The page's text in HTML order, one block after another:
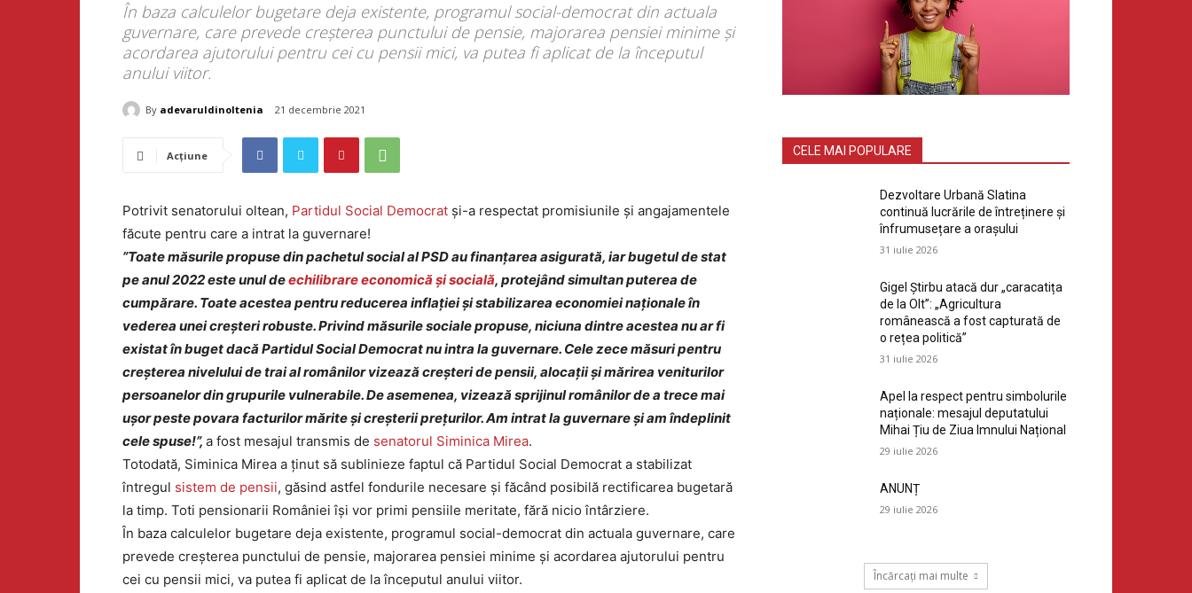
În baza calculelor bugetare deja existente, programul social-democrat din actuala
guvernare, care prevede creșterea punctului de pensie, majorarea pensiei minime și
acordarea ajutorului pentru cei cu pensii mici, va putea fi aplicat de la începutul
anului viitor.
By adevaruldinoltenia 21 decembrie 2021
Acțiune
Potrivit senatorului oltean, Partidul Social Democrat și-a respectat promisiunile și angajamentele
făcute pentru care a intrat la guvernare!
”Toate măsurile propuse din pachetul social al PSD au finanțarea asigurată, iar bugetul de stat
pe anul 2022 este unul deechilibrare economică și socială, protejând simultan puterea de
cumpărare. Toate acestea pentru reducerea inflației și stabilizarea economiei naționale în
vederea unei creșteri robuste.Privind măsurile sociale propuse, niciuna dintre acestea nu ar fi
existat în buget dacă Partidul Social Democrat nu intra la guvernare. Cele zece măsuri pentru
creșterea nivelului de trai al românilor vizează creșteri de pensii, alocații și mărirea veniturilor
persoanelor din grupurile vulnerabile. De asemenea, vizează sprijinul românilor de a trece mai
ușor peste povara facturilor mărite și creșterii prețurilor.Am intrat la guvernare și am îndeplinit
cele spuse!”, a fost mesajul transmis de senatorul Siminica Mirea.
Totodată, Siminica Mirea a ținut să sublinieze faptul că Partidul Social Democrat a stabilizat
întregul sistem de pensii, găsind astfel fondurile necesare și făcând posibilă rectificarea bugetară
la timp. Toti pensionarii României își vor primi pensiile meritate, fără nicio întârziere.
În baza calculelor bugetare deja existente, programul social-democrat din actuala guvernare, care
prevede creșterea punctului de pensie, majorarea pensiei minime și acordarea ajutorului pentru
cei cu pensii mici, va putea fi aplicat de la începutul anului viitor.
CELE MAI POPULARE
Dezvoltare Urbană Slatina
continuă lucrările de întreținere și
înfrumusețare a orașului
31 iulie 2026
Gigel Știrbu atacă dur „caracatița
de la Olt”: „Agricultura
românească a fost capturată de
o rețea politică”
31 iulie 2026
Apel la respect pentru simbolurile
naționale: mesajul deputatului
Mihai Țiu de Ziua Imnului Național
29 iulie 2026
ANUNȚ
29 iulie 2026
Încărcați mai multe